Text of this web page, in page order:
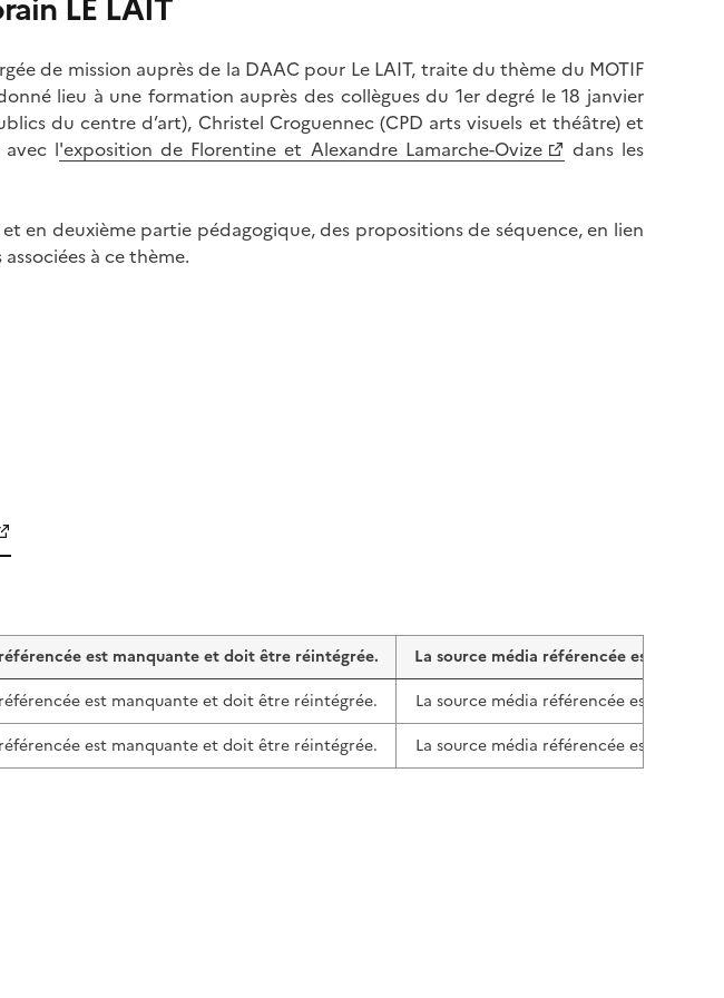
LE LAIT
de mission auprès de la DAAC pour Le LAIT, traite du thème du MOTIF
lieu à une formation auprès des collègues du 1er degré le 18 janvier
du centre d’art), Christel Croguennec (CPD arts visuels et théâtre) et
avec l'exposition de Florentine et Alexandre Lamarche-Ovize
dans les
en deuxième partie pédagogique, des propositions de séquence, en lien
à ce thème.
est manquante et doit être réintégrée.
La source média référencée est
est manquante et doit être réintégrée.
La source média référencée est
est manquante et doit être réintégrée. La source média référencée est